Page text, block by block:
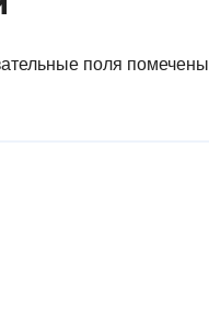
поля помечены